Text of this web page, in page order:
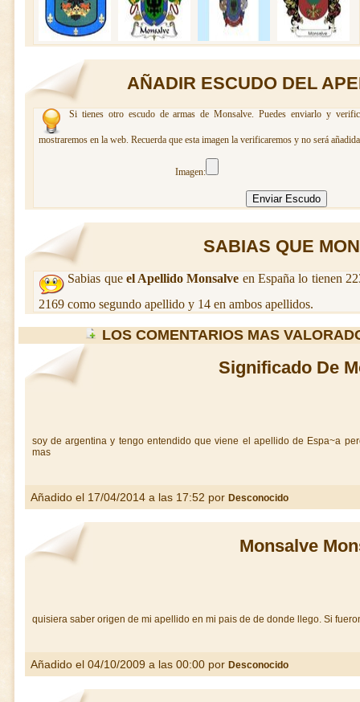
AÑADIR ESCUDO DEL
Si tienes otro escudo de armas de Monsalve. Puedes enviarlo y
mostraremos en la web. Recuerda que esta imagen la verificaremos y no será
Imagen:
SABIAS QUE
Sabias que el Apellido Monsalve en España lo tienen
2169 como segundo apellido y 14 en ambos apellidos.
LOS COMENTARIOS MAS
Significado De
soy de argentina y tengo entendido que viene el apellido de Espa~a
mas
Añadido el 17/04/2014 a las 17:52 por Desconocido
Monsalve
quisiera saber origen de mi apellido en mi pais de de donde llego. Si
Añadido el 04/10/2009 a las 00:00 por Desconocido